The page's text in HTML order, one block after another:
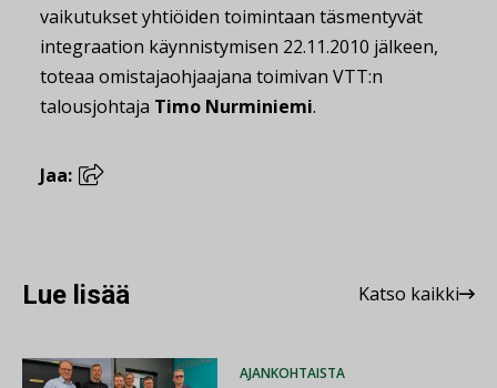
vaikutukset yhtiöiden toimintaan täsmentyvät
integraation käynnistymisen 22.11.2010 jälkeen,
toteaa omistajaohjaajana toimivan VTT:n
talousjohtaja Timo Nurminiemi.
Jaa:
Lue lisää Katso kaikki
AJANKOHTAISTA